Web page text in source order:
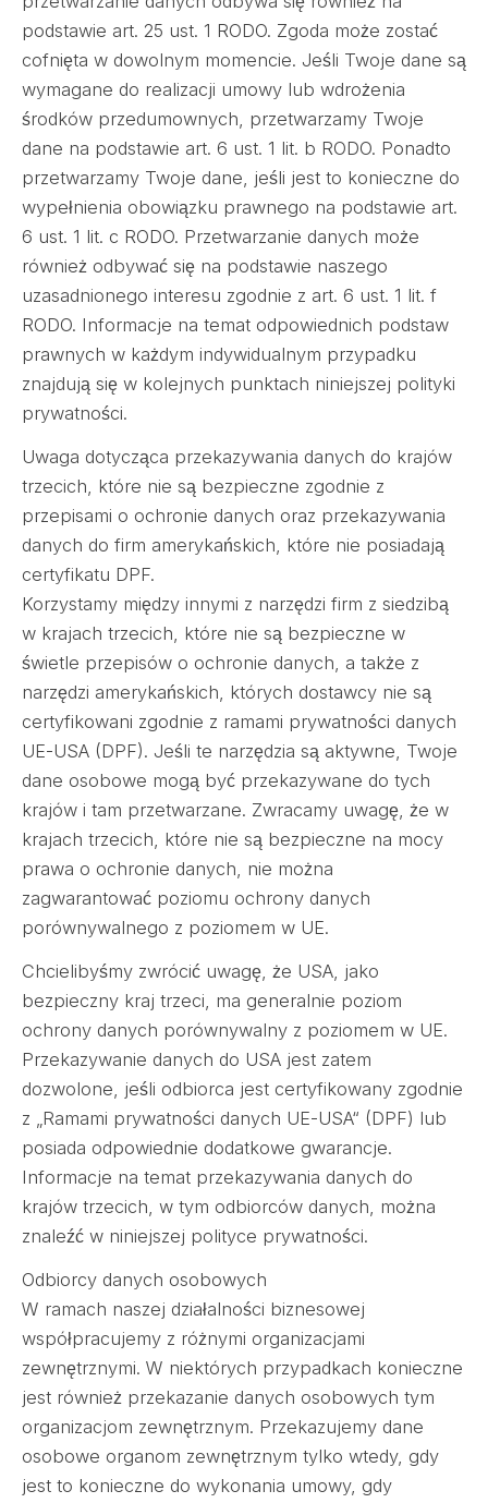
podstawie art. 25 ust. 1 RODO. Zgoda może zostać
cofnięta w dowolnym momencie. Jeśli Twoje dane są
wymagane do realizacji umowy lub wdrożenia
środków przedumownych, przetwarzamy Twoje
dane na podstawie art. 6 ust. 1 lit. b RODO. Ponadto
przetwarzamy Twoje dane, jeśli jest to konieczne do
wypełnienia obowiązku prawnego na podstawie art.
6 ust. 1 lit. c RODO. Przetwarzanie danych może
również odbywać się na podstawie naszego
uzasadnionego interesu zgodnie z art. 6 ust. 1 lit. f
RODO. Informacje na temat odpowiednich podstaw
prawnych w każdym indywidualnym przypadku
znajdują się w kolejnych punktach niniejszej polityki
prywatności.
Uwaga dotycząca przekazywania danych do krajów
trzecich, które nie są bezpieczne zgodnie z
przepisami o ochronie danych oraz przekazywania
danych do firm amerykańskich, które nie posiadają
certyfikatu DPF.
Korzystamy między innymi z narzędzi firm z siedzibą
w krajach trzecich, które nie są bezpieczne w
świetle przepisów o ochronie danych, a także z
narzędzi amerykańskich, których dostawcy nie są
certyfikowani zgodnie z ramami prywatności danych
UE-USA (DPF). Jeśli te narzędzia są aktywne, Twoje
dane osobowe mogą być przekazywane do tych
krajów i tam przetwarzane. Zwracamy uwagę, że w
krajach trzecich, które nie są bezpieczne na mocy
prawa o ochronie danych, nie można
zagwarantować poziomu ochrony danych
porównywalnego z poziomem w UE.
Chcielibyśmy zwrócić uwagę, że USA, jako
bezpieczny kraj trzeci, ma generalnie poziom
ochrony danych porównywalny z poziomem w UE.
Przekazywanie danych do USA jest zatem
dozwolone, jeśli odbiorca jest certyfikowany zgodnie
z „Ramami prywatności danych UE-USA“ (DPF) lub
posiada odpowiednie dodatkowe gwarancje.
Informacje na temat przekazywania danych do
krajów trzecich, w tym odbiorców danych, można
znaleźć w niniejszej polityce prywatności.
Odbiorcy danych osobowych
W ramach naszej działalności biznesowej
współpracujemy z różnymi organizacjami
zewnętrznymi. W niektórych przypadkach konieczne
jest również przekazanie danych osobowych tym
organizacjom zewnętrznym. Przekazujemy dane
osobowe organom zewnętrznym tylko wtedy, gdy
jest to konieczne do wykonania umowy, gdy